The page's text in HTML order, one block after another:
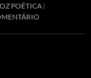
POÉTICA